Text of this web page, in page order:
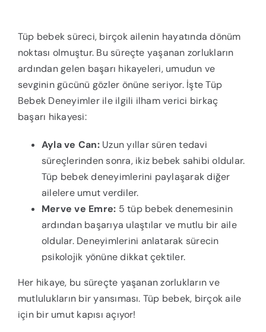
Tüp bebek süreci, birçok ailenin hayatında dönüm
noktası olmuştur. Bu süreçte yaşanan zorlukların
ardından gelen başarı hikayeleri, umudun ve
sevginin gücünü gözler önüne seriyor. İşte Tüp
Bebek Deneyimler ile ilgili ilham verici birkaç
başarı hikayesi:
Ayla ve Can:Uzun yıllar süren tedavi
süreçlerinden sonra, ikiz bebek sahibi oldular.
Tüp bebek deneyimlerini paylaşarak diğer
ailelere umut verdiler.
Merve ve Emre: 5 tüp bebek denemesinin
ardından başarıya ulaştılar ve mutlu bir aile
oldular. Deneyimlerini anlatarak sürecin
psikolojik yönüne dikkat çektiler.
Her hikaye, bu süreçte yaşanan zorlukların ve
mutlulukların bir yansıması. Tüp bebek, birçok aile
için bir umut kapısı açıyor!